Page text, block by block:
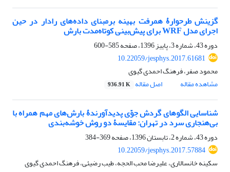
گزینش طرحوارۀ همرفت بهینه برمبنای داده‌‌‌های رادار در حین
اجرای مدل WRF برای پیش‌‌‌بینی کوتاه‌مدت بارش
دوره 43، شماره 3، پاییز 1396، صفحه
585-600
10.22059/jesphys.2017.61681
محمود صفر، فرهنگ احمدی گیوی
مشاهده مقاله
اصل مقاله 936.91 K
شناسایی الگوهای گردش جوّی پدیدآورندۀ بارش‌های مهم همراه با
بی‌هنجاری سرد در تهران: مقایسۀ دو روش خوشه‌بندی
دوره 43، شماره 2، تابستان 1396، صفحه
369-384
10.22059/jesphys.2017.57884
سکینه خانسالاری، علیرضا محب الحجه، طیب رضیئی، فرهنگ احمدی گیوی